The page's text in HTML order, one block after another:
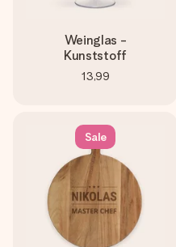
Weinglas -
Kunststoff
13,99
Sale